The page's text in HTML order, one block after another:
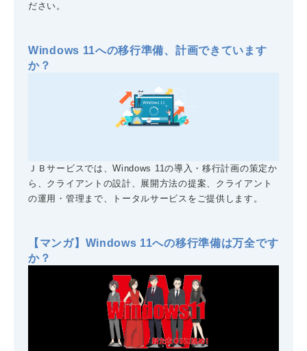
ださい。
Windows 11への移行準備、計画できています
か？
ＪＢサービスでは、Windows 11の導入・移行計画の策定か
ら、クライアントの設計、展開方法の提案、クライアント
の運用・管理まで、トータルサービスをご提供します。
【マンガ】Windows 11への移行準備は万全です
か？